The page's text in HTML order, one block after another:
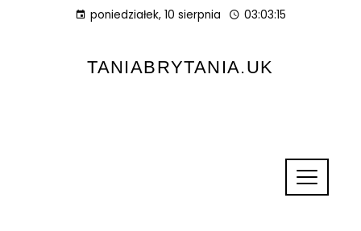
poniedziałek, 10 sierpnia 03:03:15
TANIABRYTANIA.UK